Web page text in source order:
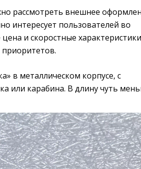
рассмотреть внешнее
интересует пользователей во
и скоростные характеристики
приоритетов.
в металлическом корпусе, с
или карабина. В длину чуть